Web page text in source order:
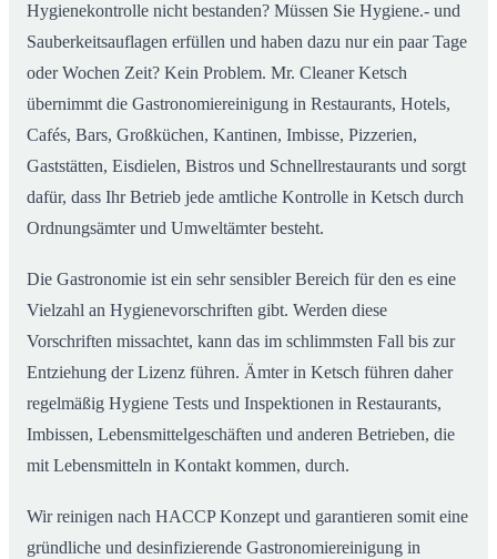
Hygienekontrolle nicht bestanden? Müssen Sie Hygiene.- und
Sauberkeitsauflagen erfüllen und haben dazu nur ein paar Tage
oder Wochen Zeit? Kein Problem. Mr. Cleaner Ketsch
übernimmt die Gastronomiereinigung in Restaurants, Hotels,
Cafés, Bars, Großküchen, Kantinen, Imbisse, Pizzerien,
Gaststätten, Eisdielen, Bistros und Schnellrestaurants und sorgt
dafür, dass Ihr Betrieb jede amtliche Kontrolle in Ketsch durch
Ordnungsämter und Umweltämter besteht.
Die Gastronomie ist ein sehr sensibler Bereich für den es eine
Vielzahl an Hygienevorschriften gibt. Werden diese
Vorschriften missachtet, kann das im schlimmsten Fall bis zur
Entziehung der Lizenz führen. Ämter in Ketsch führen daher
regelmäßig Hygiene Tests und Inspektionen in Restaurants,
Imbissen, Lebensmittelgeschäften und anderen Betrieben, die
mit Lebensmitteln in Kontakt kommen, durch.
Wir reinigen nach HACCP Konzept und garantieren somit eine
gründliche und desinfizierende Gastronomiereinigung in